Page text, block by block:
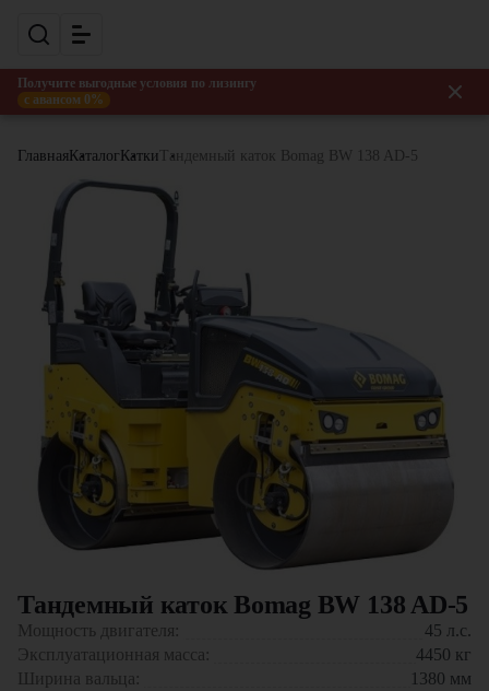
Получите выгодные условия по лизингу
с авансом 0%
Главная Каталог Катки Тандемный каток Bomag BW 138 AD-5
Тандемный каток Bomag BW 138 AD-5
Мощность двигателя: 45 л.с.
Эксплуатационная масса:
4450 кг
Ширина вальца:
1380 мм